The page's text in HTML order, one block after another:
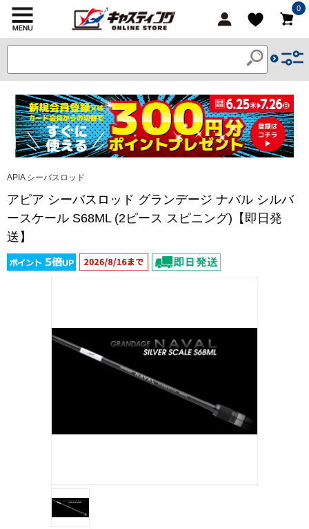
0
APIA シーバスロッド
アピア シーバスロッド グランデージ ナバル シルバ
ースケール S68ML (2ピース スピニング)【即日発
送】